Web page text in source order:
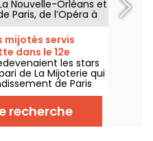
Nouvelle-Orléans et
Paris, de l’Opéra à
grâce à sa
à part entière,
.mijotés servis
dans le 12e
les stars
de La Mijoterie qui
de Paris
cuisson
Garnier et
des cocottes.
recherche